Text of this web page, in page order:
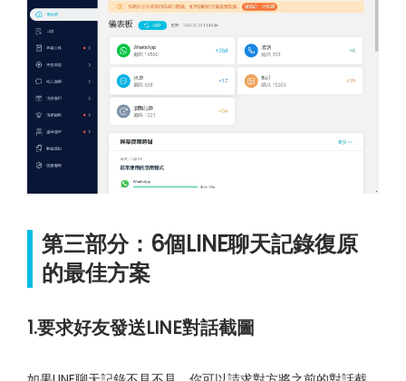
第三部分：6個LINE聊天記錄復原
的最佳方案
1.要求好友發送LINE對話截圖